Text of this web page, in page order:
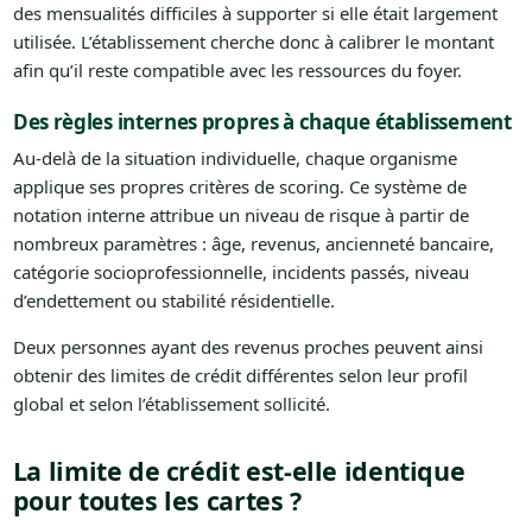
des mensualités difficiles à supporter si elle était largement
utilisée. L’établissement cherche donc à calibrer le montant
afin qu’il reste compatible avec les ressources du foyer.
Des règles internes propres à chaque établissement
Au-delà de la situation individuelle, chaque organisme
applique ses propres critères de scoring. Ce système de
notation interne attribue un niveau de risque à partir de
nombreux paramètres : âge, revenus, ancienneté bancaire,
catégorie socioprofessionnelle, incidents passés, niveau
d’endettement ou stabilité résidentielle.
Deux personnes ayant des revenus proches peuvent ainsi
obtenir des limites de crédit différentes selon leur profil
global et selon l’établissement sollicité.
La limite de crédit est-elle identique
pour toutes les cartes ?